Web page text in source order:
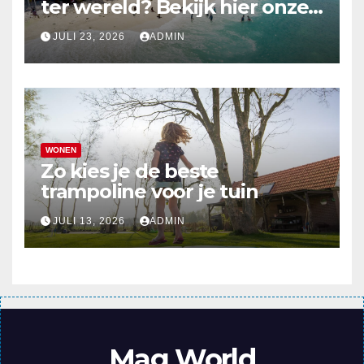
ter wereld? Bekijk hier onze
top 10
JULI 23, 2026 ADMIN
WONEN
Zo kies je de beste
trampoline voor je tuin
JULI 13, 2026 ADMIN